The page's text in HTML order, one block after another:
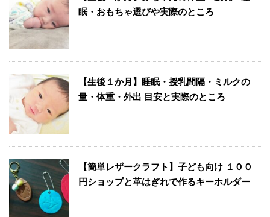
眠・おもちゃ選びや実際のところ
【生後１か月】睡眠・授乳間隔・ミルクの
量・体重・外出 目安と実際のところ
【簡単レザークラフト】子ども向け １００
円ショップと革はぎれで作るキーホルダー